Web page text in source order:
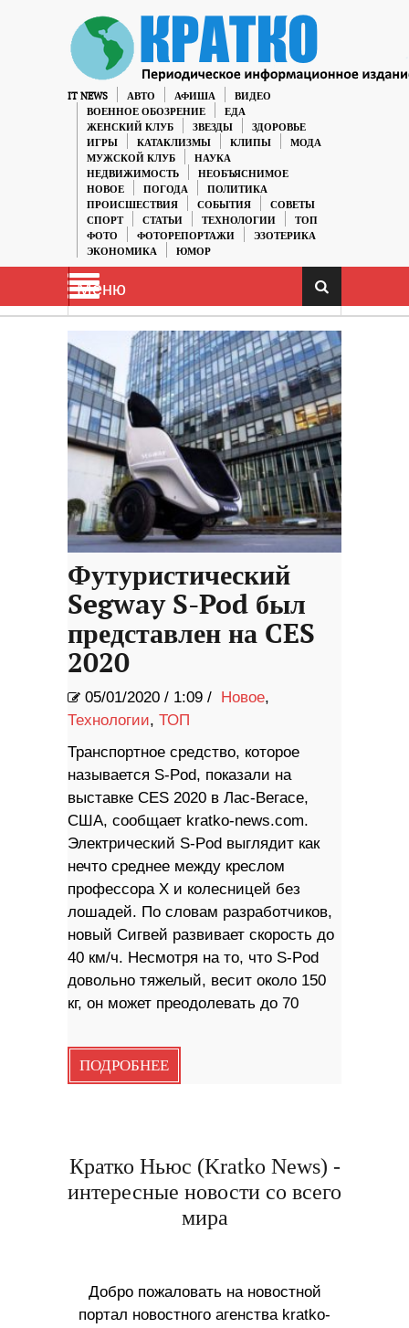
IT NEWS АВТО АФИША
ВИДЕО
ВОЕННОЕ ОБОЗРЕНИЕ
ЕДА
ЖЕНСКИЙ КЛУБ
ЗВЕЗДЫ
ЗДОРОВЬЕ
ИГРЫ
КАТАКЛИЗМЫ КЛИПЫ
МОДА
МУЖСКОЙ КЛУБ
НАУКА
НЕДВИЖИМОСТЬ
НЕОБЪЯСНИМОЕ
НОВОЕ
ПОГОДА
ПОЛИТИКА
ПРОИСШЕСТВИЯ
СОБЫТИЯ
СОВЕТЫ
СПОРТ
СТАТЬИ ТЕХНОЛОГИИ
ТОП
ФОТО
ФОТОРЕПОРТАЖИ
ЭЗОТЕРИКА
ЭКОНОМИКА
ЮМОР
Меню
Футуристический
Segway S-Pod был
представлен на CES
2020
05/01/2020 / 1:09 / Новое,
Технологии, ТОП
Транспортное средство, которое
называется S-Pod, показали на
выставке CES 2020 в Лас-Вегасе,
США, сообщает kratko-news.com.
Электрический S-Pod выглядит как
нечто среднее между креслом
профессора X и колесницей без
лошадей. По словам разработчиков,
новый Сигвей развивает скорость до
40 км/ч. Несмотря на то, что S-Pod
довольно тяжелый, весит около 150
кг, он может преодолевать до 70
ПОДРОБНЕЕ
Кратко Ньюс (Kratko News) -
интересные новости со всего
мира
Добро пожаловать на новостной
портал новостного агенства kratko-